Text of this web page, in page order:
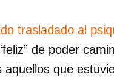
trasladado al
de poder
que